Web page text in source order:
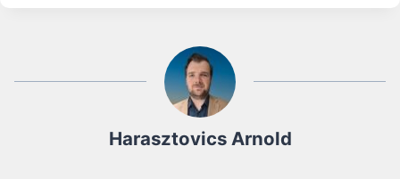
Harasztovics Arnold